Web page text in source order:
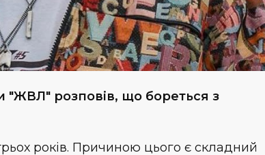
"ЖВЛ" розповів, що бореться з
років. Причиною цього є складний